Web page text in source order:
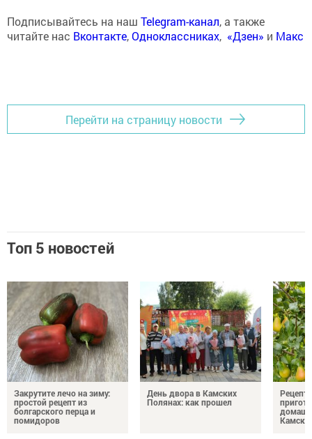
Подписывайтесь на наш Telegram-канал, а также
читайте нас Вконтакте,Одноклассниках, «Дзен» и Макс
Перейти на страницу новости
Топ 5 новостей
Закрутите лечо на зиму:
простой рецепт из
болгарского перца и
помидоров
День двора в Камских
Полянах: как прошел